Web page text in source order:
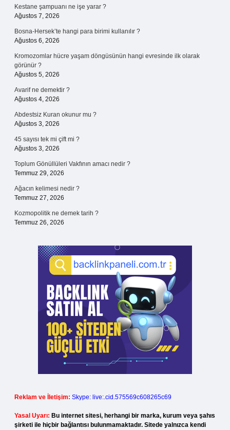
Kestane şampuanı ne işe yarar ?
Ağustos 7, 2026
Bosna-Hersek’te hangi para birimi kullanılır ?
Ağustos 6, 2026
Kromozomlar hücre yaşam döngüsünün hangi evresinde ilk olarak
görünür ?
Ağustos 5, 2026
Avarif ne demektir ?
Ağustos 4, 2026
Abdestsiz Kuran okunur mu ?
Ağustos 3, 2026
45 sayısı tek mi çift mi ?
Ağustos 3, 2026
Toplum Gönüllüleri Vakfının amacı nedir ?
Temmuz 29, 2026
Ağacın kelimesi nedir ?
Temmuz 27, 2026
Kozmopolitik ne demek tarih ?
Temmuz 26, 2026
Reklam ve İletişim: Skype: live:.cid.575569c608265c69
Yasal Uyarı: Bu internet sitesi, herhangi bir marka, kurum veya şahıs
şirketi ile hiçbir bağlantısı bulunmamaktadır. Sitede yalnızca kendi